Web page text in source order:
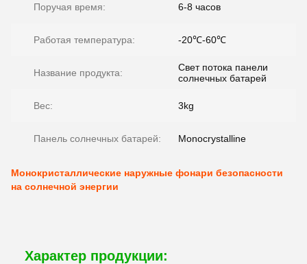
Поручая время: 6-8 часов
Работая температура: -20℃-60℃
Название продукта:
Свет потока панели
солнечных батарей
Вес: 3kg
Панель солнечных батарей: Monocrystalline
Монокристаллические наружные фонари безопасности
на солнечной энергии
Характер продукции: